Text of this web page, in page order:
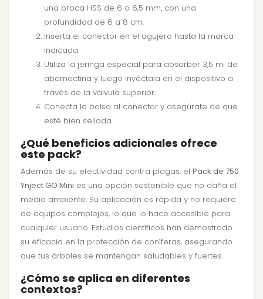
una broca HSS de 6 o 6,5 mm, con una
profundidad de 6 a 8 cm.
Inserta el conector en el agujero hasta la marca
indicada.
Utiliza la jeringa especial para absorber 3,5 ml de
abamectina y luego inyéctala en el dispositivo a
través de la válvula superior.
Conecta la bolsa al conector y asegúrate de que
esté bien sellada.
¿Qué beneficios adicionales ofrece
este pack?
Además de su efectividad contra plagas, el Pack de 750
Ynject GO Mini es una opción sostenible que no daña el
medio ambiente. Su aplicación es rápida y no requiere
de equipos complejos, lo que lo hace accesible para
cualquier usuario. Estudios científicos han demostrado
su eficacia en la protección de coníferas, asegurando
que tus árboles se mantengan saludables y fuertes.
¿Cómo se aplica en diferentes
contextos?